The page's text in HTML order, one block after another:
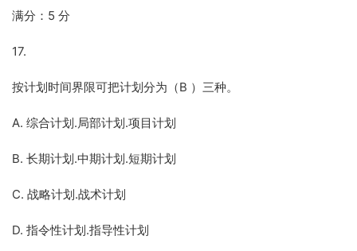
满分：5 分
17.
按计划时间界限可把计划分为（B ）三种。
A. 综合计划.局部计划.项目计划
B. 长期计划.中期计划.短期计划
C. 战略计划.战术计划
D. 指令性计划.指导性计划